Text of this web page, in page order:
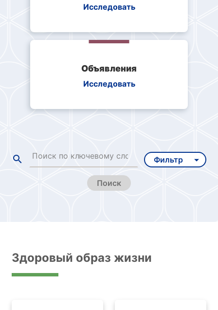
Исследовать
Объявления
Исследовать
Поиск
Здоровый образ жизни